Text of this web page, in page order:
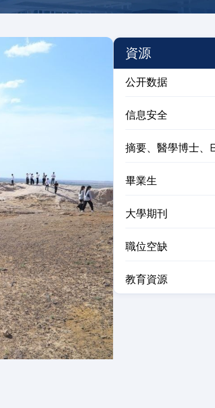
資源
公开数据
信息安全
摘要、醫學博士、
畢業生
大學期刊
職位空缺
教育資源